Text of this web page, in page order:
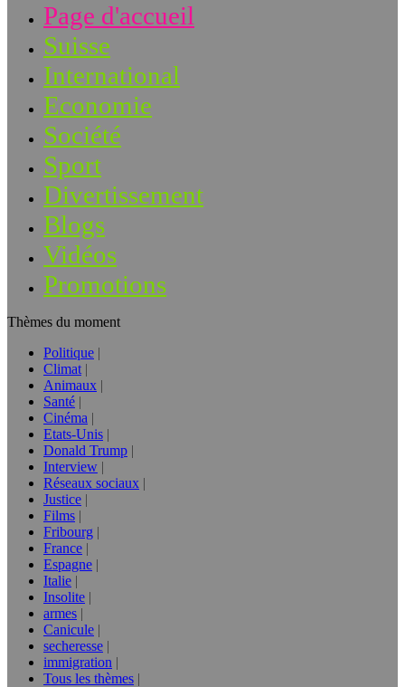
Page d'accueil
Suisse
International
Economie
Société
Sport
Divertissement
Blogs
Vidéos
Promotions
Thèmes du moment
Politique
Climat
Animaux
Santé
Cinéma
Etats-Unis
Donald Trump
Interview
Réseaux sociaux
Justice
Films
Fribourg
France
Espagne
Italie
Insolite
armes
Canicule
secheresse
immigration
Tous les thèmes